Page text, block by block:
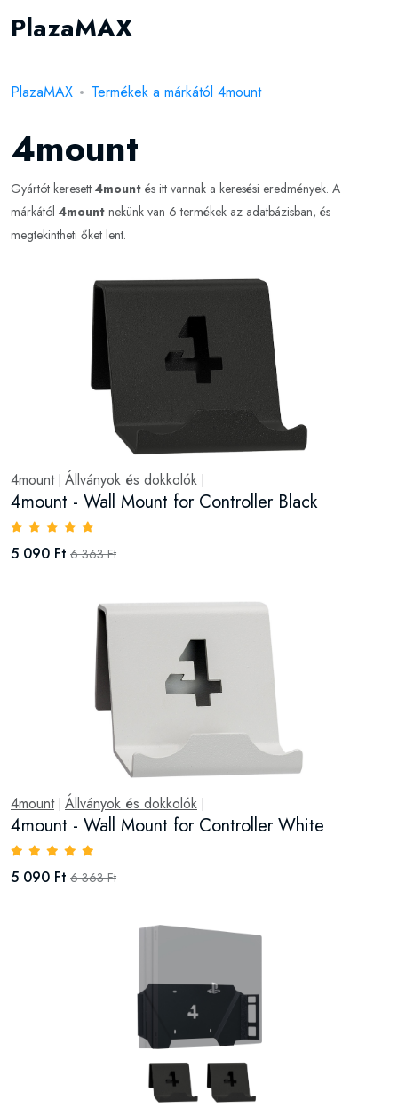
PlazaMAX
PlazaMAX Termékek a márkától 4mount
4mount
Gyártót keresett 4mount és itt vannak a keresési eredmények. A
márkától 4mount nekünk van 6 termékek az adatbázisban, és
megtekintheti őket lent.
4mount| Állványok és dokkolók
4mount - Wall Mount for Controller Black
5 090 Ft 6 363 Ft
4mount| Állványok és dokkolók
4mount - Wall Mount for Controller White
5 090 Ft 6 363 Ft